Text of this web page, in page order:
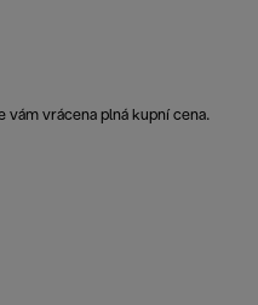
vám vrácena plná kupní cena.